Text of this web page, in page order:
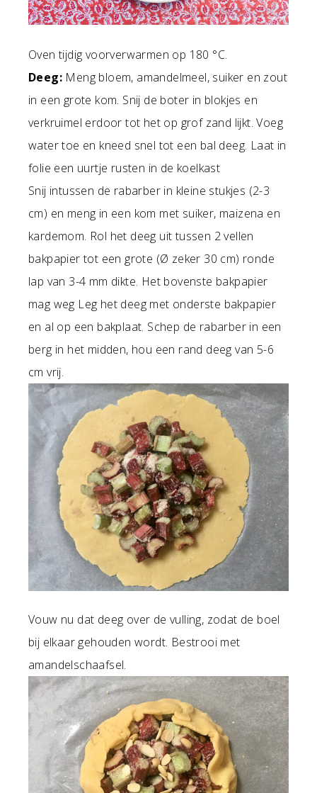
Oven tijdig voorverwarmen op 180 °C.
Deeg: Meng bloem, amandelmeel, suiker en zout
in een grote kom. Snij de boter in blokjes en
verkruimel erdoor tot het op grof zand lijkt. Voeg
water toe en kneed snel tot een bal deeg. Laat in
folie een uurtje rusten in de koelkast
Snij intussen de rabarber in kleine stukjes (2-3
cm) en meng in een kom met suiker, maizena en
kardemom. Rol het deeg uit tussen 2 vellen
bakpapier tot een grote (Ø zeker 30 cm) ronde
lap van 3-4 mm dikte. Het bovenste bakpapier
mag weg Leg het deeg met onderste bakpapier
en al op een bakplaat. Schep de rabarber in een
berg in het midden, hou een rand deeg van 5-6
cm vrij.
Vouw nu dat deeg over de vulling, zodat de boel
bij elkaar gehouden wordt. Bestrooi met
amandelschaafsel.